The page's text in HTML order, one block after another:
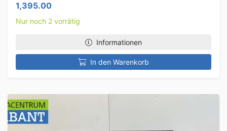
1,395.00
Nur noch 2 vorrätig
Informationen
In den Warenkorb